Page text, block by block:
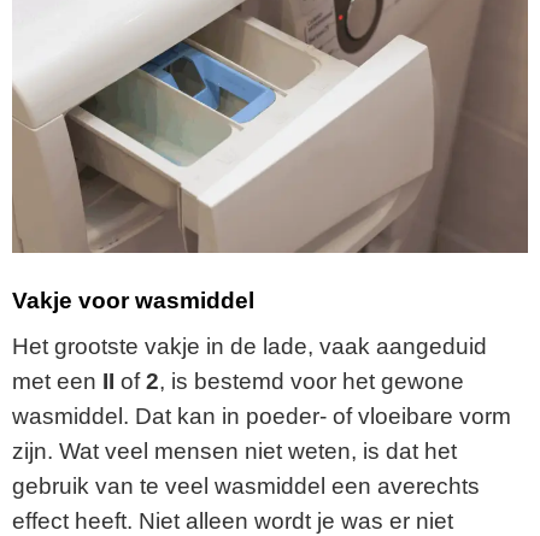
Vakje voor wasmiddel
Het grootste vakje in de lade, vaak aangeduid
met een II of2, is bestemd voor het gewone
wasmiddel. Dat kan in poeder- of vloeibare vorm
zijn. Wat veel mensen niet weten, is dat het
gebruik van te veel wasmiddel een averechts
effect heeft. Niet alleen wordt je was er niet